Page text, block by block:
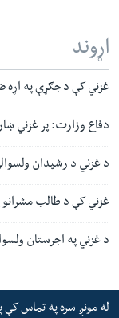
اړوند
غزني کې د جګړې په اړه
دفاع وزارت: پر غزني
د غزني د رشیدان
غزني کې د طالب
د غزني په اجرستان
له مونږ سره په تماس کې